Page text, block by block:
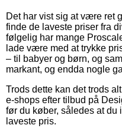
Det har vist sig at være ret
finde de laveste priser fra
følgelig har mange
lade være med at trykke
– til babyer og børn, og
markant, og endda nogle
Trods dette kan det trods
e-shops efter tilbud på
før du køber, således at du
laveste pris.